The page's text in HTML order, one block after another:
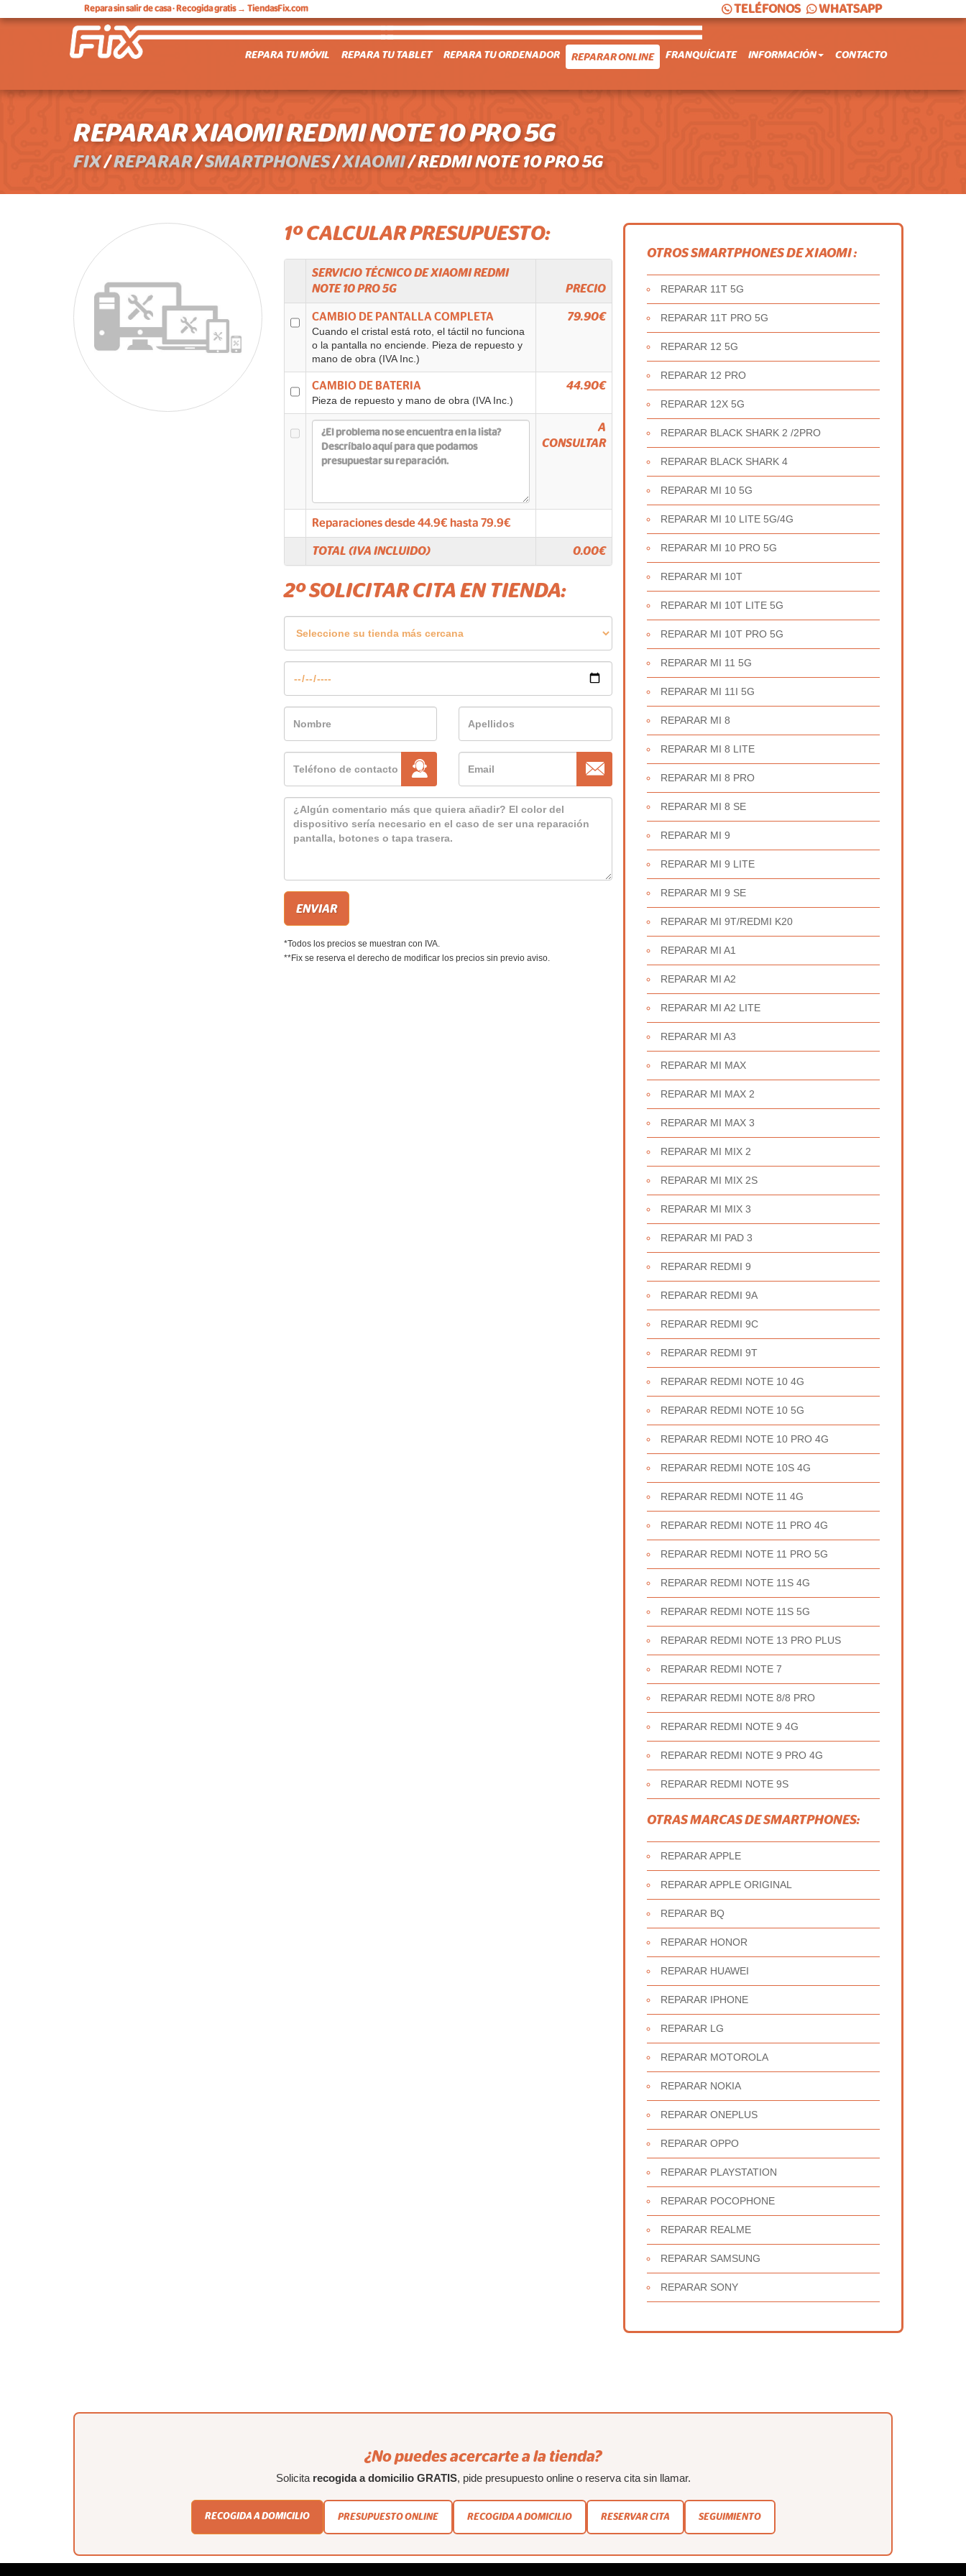
Repara sin salir de casa· Recogida gratis → TiendasFix.com TELÉFONOS WHATSAPP
REPARA TU MÓVIL REPARA TU TABLET REPARA TU ORDENADOR REPARAR ONLINE FRANQUÍCIATE INFORMACIÓN CONTACTO
REPARAR XIAOMI REDMI NOTE 10 PRO 5G
FIX/REPARAR/SMARTPHONES/XIAOMI/REDMI NOTE 10 PRO 5G
1º CALCULAR PRESUPUESTO:
SERVICIO TÉCNICO DEXIAOMIREDMI
NOTE 10 PRO 5G
PRECIO
CAMBIO DE PANTALLA COMPLETA
Cuando el cristal está roto, el táctil no funciona
o la pantalla no enciende. Pieza de repuesto y
mano de obra (IVA Inc.)
79.90€
CAMBIO DE BATERIA
Pieza de repuesto y mano de obra (IVA Inc.)
44.90€
A
CONSULTAR
Reparaciones desde44.9€ hasta 79.9€
TOTAL (IVA INCLUIDO) 0.00€
2º SOLICITAR CITA EN TIENDA:
*Todos los precios se muestran con IVA.
**Fix se reserva el derecho de modificar los precios sin previo aviso.
OTROS SMARTPHONES DE XIAOMI :
REPARAR 11T 5G
REPARAR 11T PRO 5G
REPARAR 12 5G
REPARAR 12 PRO
REPARAR 12X 5G
REPARAR BLACK SHARK 2 /2PRO
REPARAR BLACK SHARK 4
REPARAR MI 10 5G
REPARAR MI 10 LITE 5G/4G
REPARAR MI 10 PRO 5G
REPARAR MI 10T
REPARAR MI 10T LITE 5G
REPARAR MI 10T PRO 5G
REPARAR MI 11 5G
REPARAR MI 11I 5G
REPARAR MI 8
REPARAR MI 8 LITE
REPARAR MI 8 PRO
REPARAR MI 8 SE
REPARAR MI 9
REPARAR MI 9 LITE
REPARAR MI 9 SE
REPARAR MI 9T/REDMI K20
REPARAR MI A1
REPARAR MI A2
REPARAR MI A2 LITE
REPARAR MI A3
REPARAR MI MAX
REPARAR MI MAX 2
REPARAR MI MAX 3
REPARAR MI MIX 2
REPARAR MI MIX 2S
REPARAR MI MIX 3
REPARAR MI PAD 3
REPARAR REDMI 9
REPARAR REDMI 9A
REPARAR REDMI 9C
REPARAR REDMI 9T
REPARAR REDMI NOTE 10 4G
REPARAR REDMI NOTE 10 5G
REPARAR REDMI NOTE 10 PRO 4G
REPARAR REDMI NOTE 10S 4G
REPARAR REDMI NOTE 11 4G
REPARAR REDMI NOTE 11 PRO 4G
REPARAR REDMI NOTE 11 PRO 5G
REPARAR REDMI NOTE 11S 4G
REPARAR REDMI NOTE 11S 5G
REPARAR REDMI NOTE 13 PRO PLUS
REPARAR REDMI NOTE 7
REPARAR REDMI NOTE 8/8 PRO
REPARAR REDMI NOTE 9 4G
REPARAR REDMI NOTE 9 PRO 4G
REPARAR REDMI NOTE 9S
OTRAS MARCAS DE SMARTPHONES:
REPARAR APPLE
REPARAR APPLE ORIGINAL
REPARAR BQ
REPARAR HONOR
REPARAR HUAWEI
REPARAR IPHONE
REPARAR LG
REPARAR MOTOROLA
REPARAR NOKIA
REPARAR ONEPLUS
REPARAR OPPO
REPARAR PLAYSTATION
REPARAR POCOPHONE
REPARAR REALME
REPARAR SAMSUNG
REPARAR SONY
¿No puedes acercarte a la tienda?
Solicita recogida a domicilio GRATIS, pide presupuesto online o reserva cita sin llamar.
RECOGIDA A DOMICILIO PRESUPUESTO ONLINE RECOGIDA A DOMICILIO RESERVAR CITA SEGUIMIENTO